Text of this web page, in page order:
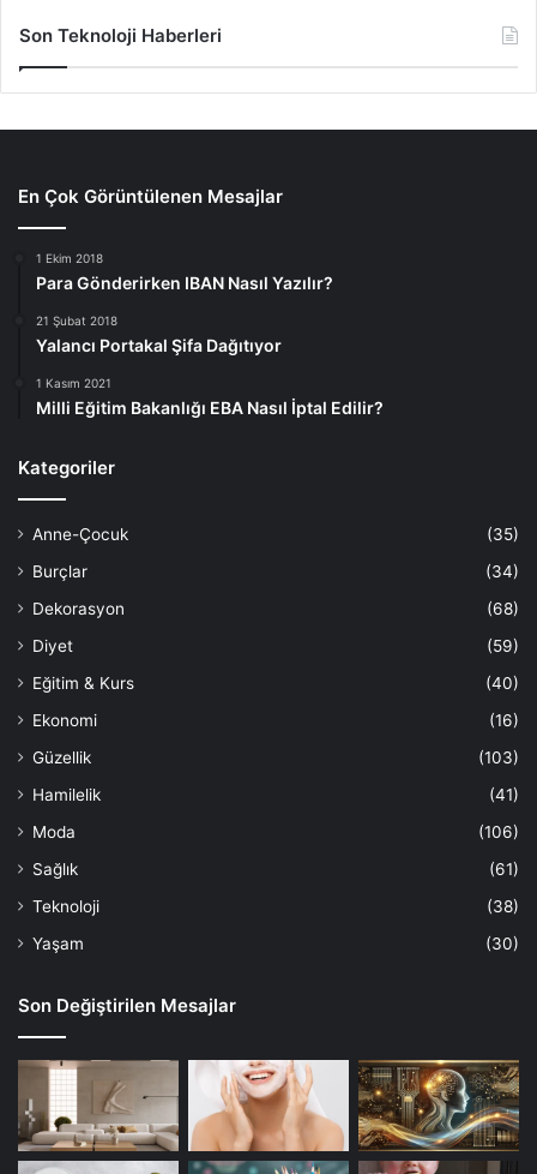
Son Teknoloji Haberleri
En Çok Görüntülenen Mesajlar
1 Ekim 2018
Para Gönderirken IBAN Nasıl Yazılır?
21 Şubat 2018
Yalancı Portakal Şifa Dağıtıyor
1 Kasım 2021
Milli Eğitim Bakanlığı EBA Nasıl İptal Edilir?
Kategoriler
Anne-Çocuk
(35)
Burçlar
(34)
Dekorasyon
(68)
Diyet
(59)
Eğitim & Kurs
(40)
Ekonomi
(16)
Güzellik
(103)
Hamilelik
(41)
Moda
(106)
Sağlık
(61)
Teknoloji
(38)
Yaşam
(30)
Son Değiştirilen Mesajlar